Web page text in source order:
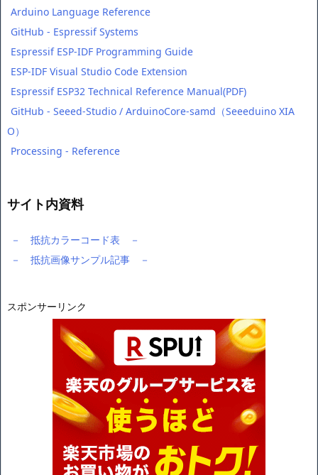
Arduino Language Reference
GitHub - Espressif Systems
Espressif ESP-IDF Programming Guide
ESP-IDF Visual Studio Code Extension
Espressif ESP32 Technical Reference Manual(PDF)
GitHub - Seeed-Studio / ArduinoCore-samd（Seeeduino XIA
O）
Processing - Reference
サイト内資料
－ 抵抗カラーコード表 －
－ 抵抗画像サンプル記事 －
スポンサーリンク